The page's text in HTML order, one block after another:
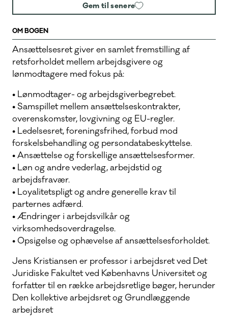
Gem til senere
OM BOGEN
Ansættelsesret giver en samlet fremstilling af
retsforholdet mellem arbejdsgivere og
lønmodtagere med fokus på:
• Lønmodtager- og arbejdsgiverbegrebet.
• Samspillet mellem ansættelseskontrakter,
overenskomster, lovgivning og EU-regler.
• Ledelsesret, foreningsfrihed, forbud mod
forskelsbehandling og persondatabeskyttelse.
• Ansættelse og forskellige ansættelsesformer.
• Løn og andre vederlag, arbejdstid og
arbejdsfravær.
• Loyalitetspligt og andre generelle krav til
parternes adfærd.
• Ændringer i arbejdsvilkår og
virksomhedsoverdragelse.
• Opsigelse og ophævelse af ansættelsesforholdet.
Jens Kristiansen er professor i arbejdsret ved Det
Juridiske Fakultet ved Københavns Universitet og
forfatter til en række arbejdsretlige bøger, herunder
Den kollektive arbejdsret og Grundlæggende
arbejdsret